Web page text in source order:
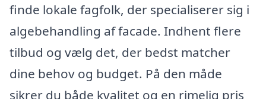
finde lokale fagfolk, der specialiserer sig i
algebehandling af facade. Indhent flere
tilbud og vælg det, der bedst matcher
dine behov og budget. På den måde
sikrer du både kvalitet og en rimelig pris